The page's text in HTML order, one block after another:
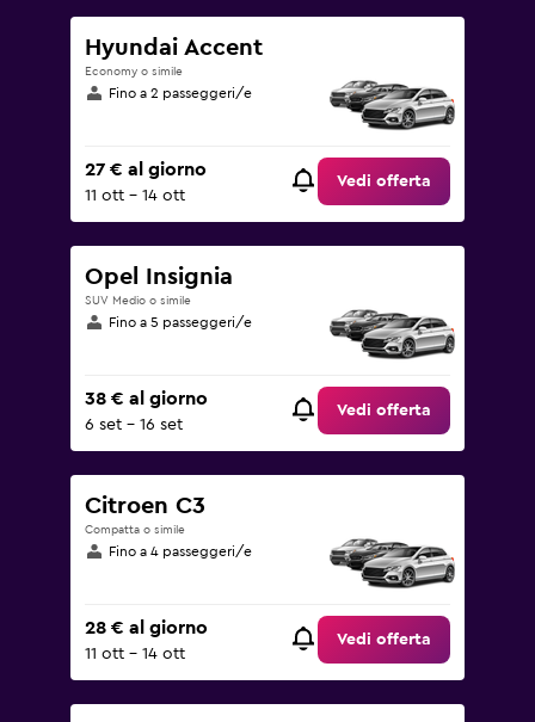
Hyundai Accent
Economy o simile
Fino a 2 passeggeri/e
27 € al giorno
11 ott - 14 ott
Vedi offerta
Opel Insignia
SUV Medio o simile
Fino a 5 passeggeri/e
38 € al giorno
6 set - 16 set
Vedi offerta
Citroen C3
Compatta o simile
Fino a 4 passeggeri/e
28 € al giorno
11 ott - 14 ott
Vedi offerta